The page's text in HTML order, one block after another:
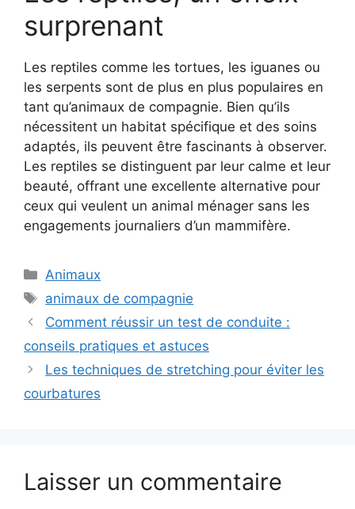
surprenant
Les reptiles comme les tortues, les iguanes ou
les serpents sont de plus en plus populaires en
tant qu’animaux de compagnie. Bien qu’ils
nécessitent un habitat spécifique et des soins
adaptés, ils peuvent être fascinants à observer.
Les reptiles se distinguent par leur calme et leur
beauté, offrant une excellente alternative pour
ceux qui veulent un animal ménager sans les
engagements journaliers d’un mammifère.
Catégories
Animaux
Étiquettes
animaux de compagnie
Comment réussir un test de conduite :
conseils pratiques et astuces
Les techniques de stretching pour éviter les
courbatures
Laisser un commentaire